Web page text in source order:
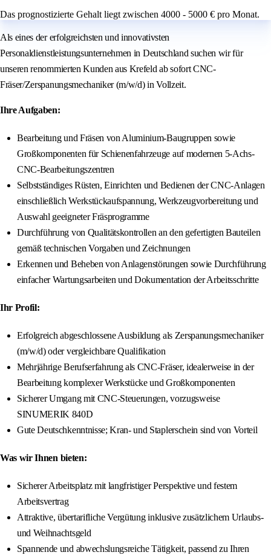
Das prognostizierte Gehalt liegt zwischen 4000 - 5000 € pro Monat.
Als eines der erfolgreichsten und innovativsten
Personaldienstleistungsunternehmen in Deutschland suchen wir für
unseren renommierten Kunden aus Krefeld ab sofort CNC-
Fräser/Zerspanungsmechaniker (m/w/d) in Vollzeit.
Ihre Aufgaben:
Bearbeitung und Fräsen von Aluminium-Baugruppen sowie
Großkomponenten für Schienenfahrzeuge auf modernen 5-Achs-
CNC-Bearbeitungszentren
Selbstständiges Rüsten, Einrichten und Bedienen der CNC-Anlagen
einschließlich Werkstückaufspannung, Werkzeugvorbereitung und
Auswahl geeigneter Fräsprogramme
Durchführung von Qualitätskontrollen an den gefertigten Bauteilen
gemäß technischen Vorgaben und Zeichnungen
Erkennen und Beheben von Anlagenstörungen sowie Durchführung
einfacher Wartungsarbeiten und Dokumentation der Arbeitsschritte
Ihr Profil:
Erfolgreich abgeschlossene Ausbildung als Zerspanungsmechaniker
(m/w/d) oder vergleichbare Qualifikation
Mehrjährige Berufserfahrung als CNC-Fräser, idealerweise in der
Bearbeitung komplexer Werkstücke und Großkomponenten
Sicherer Umgang mit CNC-Steuerungen, vorzugsweise
SINUMERIK 840D
Gute Deutschkenntnisse; Kran- und Staplerschein sind von Vorteil
Was wir Ihnen bieten:
Sicherer Arbeitsplatz mit langfristiger Perspektive und festem
Arbeitsvertrag
Attraktive, übertarifliche Vergütung inklusive zusätzlichem Urlaubs-
und Weihnachtsgeld
Spannende und abwechslungsreiche Tätigkeit, passend zu Ihren